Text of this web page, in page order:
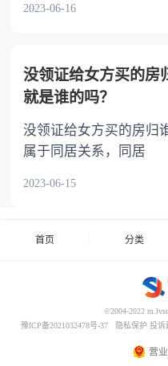
2023-06-16
没领证给女方买的房
就是谁的吗？
没领证给女方买的房归
属于同居关系，同居
2023-06-15
首页 分类
©2004-2022
豫ICP备2021032478号-37
隐私保护 投诉